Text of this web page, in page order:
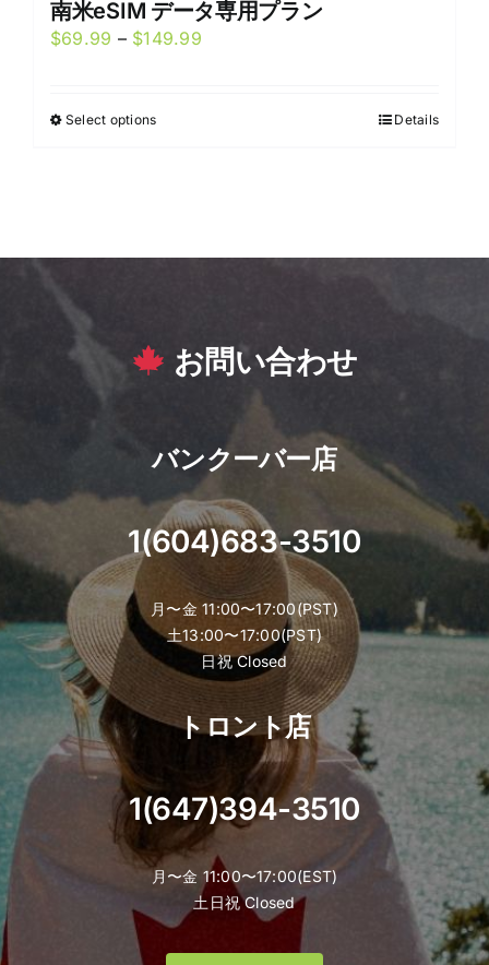
南米eSIM データ専用プラン
$69.99 – $149.99Price
Select optionsThis
be
the
product
page
Details
お問い合わせ
バンクーバー店
1(604)683-3510
月〜金 11:00〜17:00(PST)
土13:00〜17:00(PST)
日祝 Closed
トロント店
1(647)394-3510
月〜金 11:00〜17:00(EST)
土日祝 Closed